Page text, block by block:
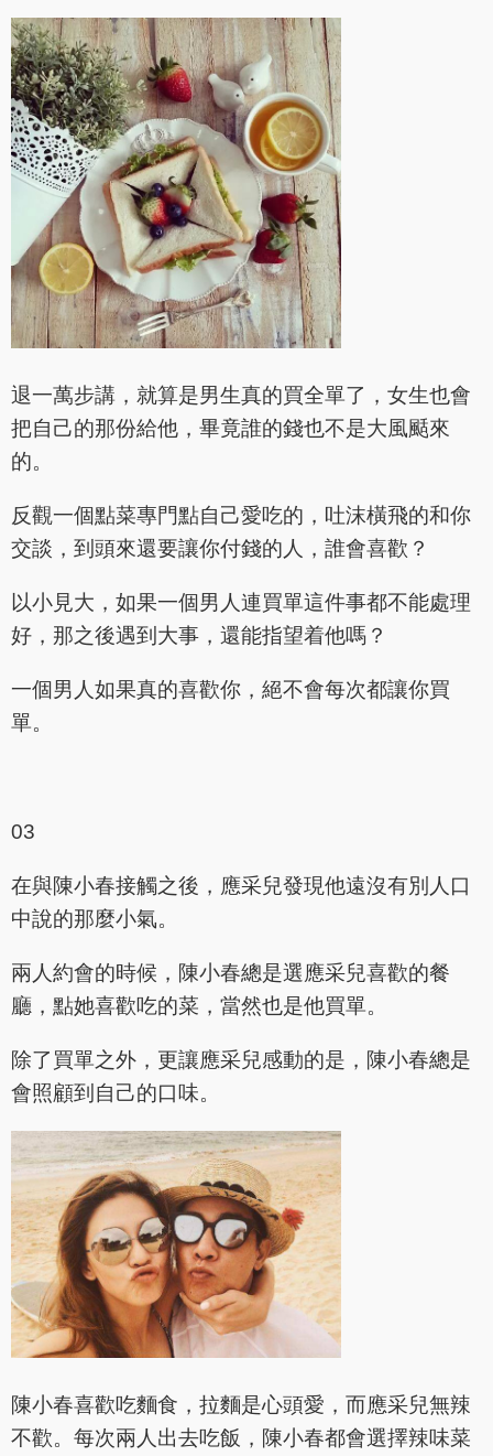
退一萬步講，就算是男生真的買全單了，女生也會
把自己的那份給他，畢竟誰的錢也不是大風颳來
的。
反觀一個點菜專門點自己愛吃的，吐沫橫飛的和你
交談，到頭來還要讓你付錢的人，誰會喜歡？
以小見大，如果一個男人連買單這件事都不能處理
好，那之後遇到大事，還能指望着他嗎？
一個男人如果真的喜歡你，絕不會每次都讓你買
單。
03
在與陳小春接觸之後，應采兒發現他遠沒有別人口
中說的那麼小氣。
兩人約會的時候，陳小春總是選應采兒喜歡的餐
廳，點她喜歡吃的菜，當然也是他買單。
除了買單之外，更讓應采兒感動的是，陳小春總是
會照顧到自己的口味。
陳小春喜歡吃麵食，拉麵是心頭愛，而應采兒無辣
不歡。每次兩人出去吃飯，陳小春都會選擇辣味菜